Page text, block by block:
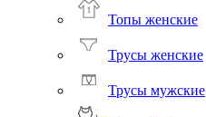
Топы женские
Трусы женские
Трусы мужские